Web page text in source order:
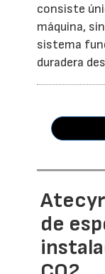
consiste
máquina,
sistema
duradera
de